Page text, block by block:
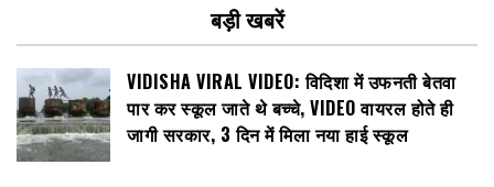
बड़ी खबरें
VIDISHA VIRAL VIDEO: विदिशा में उफनती बेतवा
पार कर स्कूल जाते थे बच्चे, VIDEO वायरल होते ही
जागी सरकार, 3 दिन में मिला नया हाई स्कूल